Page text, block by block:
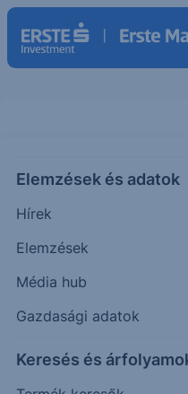
Elemzések és adatok
Hírek
Elemzések
Média hub
Gazdasági adatok
Keresés és
EBCBKTS22
Erste
22
20 HUF
Időpont: 25.01.21. 16:12